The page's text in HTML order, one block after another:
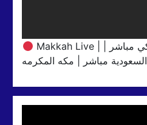
Makkah Live | مكة مباشر | الحرم المكي مباشر |
السعودية مباشر | مكه المكرمه